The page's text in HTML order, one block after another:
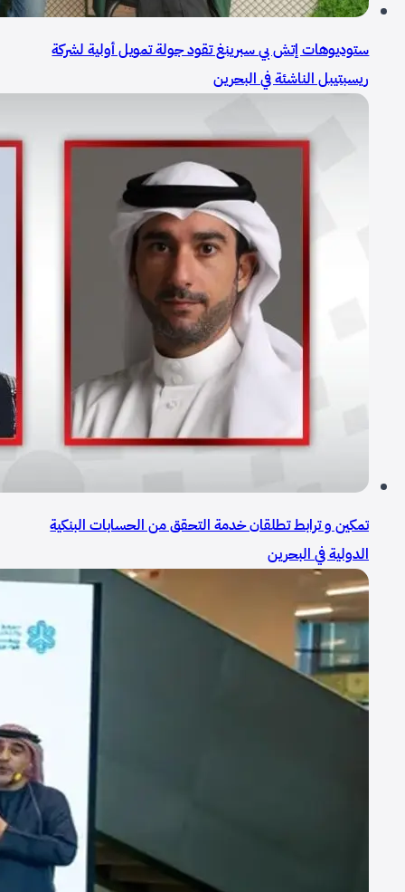
ستوديوهات إتش بي سبرينغ تقود جولة تمويل أولية لشركة
ريسبتيبل الناشئة في البحرين
تمكين و ترابط تطلقان خدمة التحقق من الحسابات البنكية
الدولية في البحرين